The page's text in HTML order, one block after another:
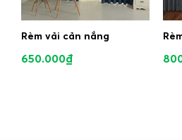
Rèm vải cản nắng
650.000₫